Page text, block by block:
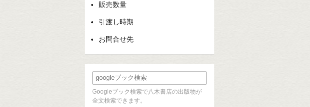
販売数量
引渡し時期
お問合せ先
Googleブック検索で八木書店の出版物が
全文検索できます。